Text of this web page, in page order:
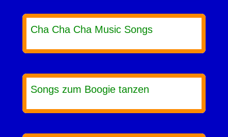
Cha Cha Cha Music Songs
Songs zum Boogie tanzen